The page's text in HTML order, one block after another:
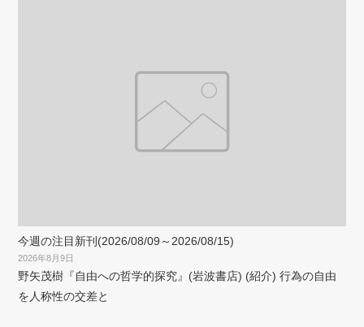
今週の注目新刊(2026/08/09～2026/08/15)
2026年8月9日
野矢茂樹『自由への哲学的探究』(岩波書店) (紹介) 行為の自由
を人称性の交差と